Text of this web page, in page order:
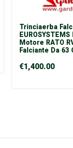
Trinciaerba
Motore RATO
Falciante Da 63
€1,400.00